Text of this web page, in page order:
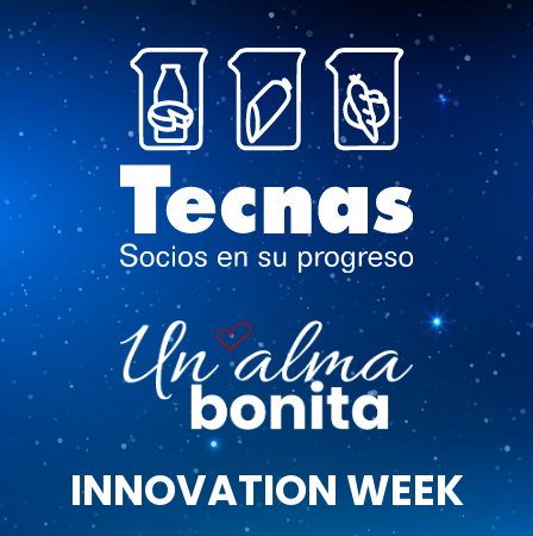
INNOVATION WEEK